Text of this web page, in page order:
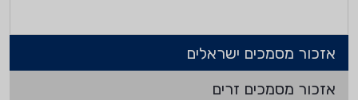
אזכור מסמכים ישראלים
אזכור מסמכים זרים